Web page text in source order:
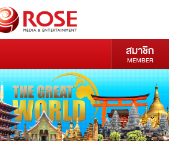
สมาชิก
MEMBER